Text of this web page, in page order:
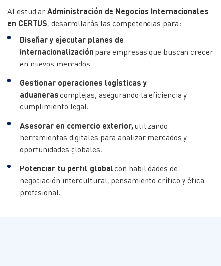
Al estudiarAdministración de Negocios Internacionales
en CERTUS, desarrollarás las competencias para:
Diseñar y ejecutar planes de
internacionalizaciónpara empresas que buscan crecer
en nuevos mercados.
Gestionar operaciones logísticas y
aduanerascomplejas, asegurando la eficiencia y
cumplimiento legal.
Asesorar en comercio exterior,utilizando
herramientas digitales para analizar mercados y
oportunidades globales.
Potenciar tu perfil globalcon habilidades de
negociación intercultural, pensamiento crítico y ética
profesional.